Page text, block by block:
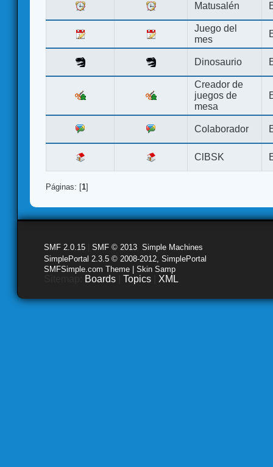
Matusalén
Juego del
mes
Dinosaurio
Creador de
juegos de
mesa
Colaborador
ClBSK
Páginas: [1]
SMF 2.0.15 SMF © 2013 Simple Machines
SimplePortal 2.3.5 © 2008-2012, SimplePortal
SMFSimple.com Theme | Skin Samp
Boards Topics XML